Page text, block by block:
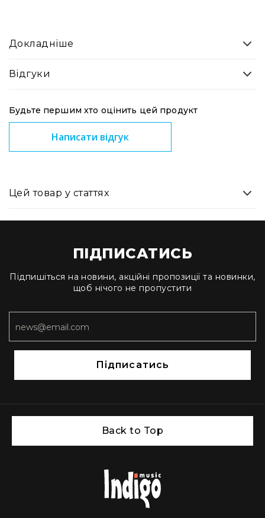
оголов'ям
Накамерні
Для
мобільних
підсилення
та
Навушники
Універсальні
Для
Для
спорту
Для
моніторингу
Для
Dj
та
студій
фільмів/
ТБ
Докладніше
Відгуки
Будьте першим хто оцінить цей продукт
Написати відгук
Цей товар у статтях
ПІДПИСАТИСЬ
Підпишіться на новини, акційні пропозиції та новинки,
щоб нічого не пропустити
Підписатись
Back to Top